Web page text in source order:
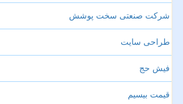
شرکت صنعتی سخت پوشش
طراحی سایت
فیش حج
قیمت بیسیم